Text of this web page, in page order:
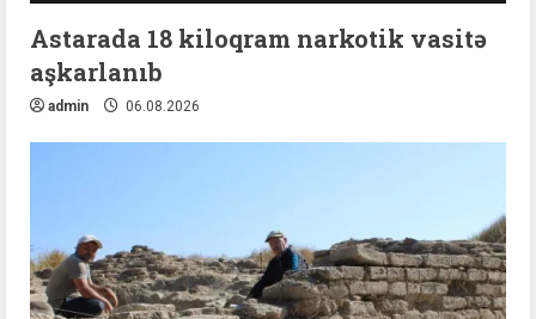
Astarada 18 kiloqram narkotik vasitə
aşkarlanıb
admin 06.08.2026